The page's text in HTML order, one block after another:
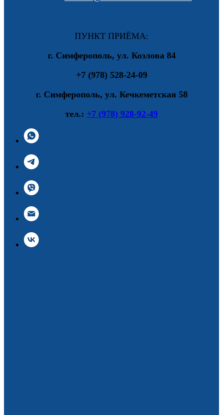
ПУНКТ ПРИЁМА:
г. Симферополь, ул. Козлова 84
+7 (978) 528-24-09
г. Симферополь, ул. Кечкеметская 58
тел.: +7 (978) 928-92-49